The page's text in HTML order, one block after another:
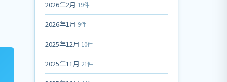
2026年2月 19件
2026年1月 9件
2025年12月 10件
2025年11月 21件